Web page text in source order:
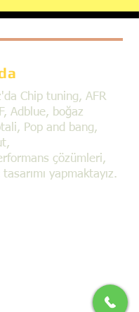
Chip tuning, AFR
Adblue, boğaz
Pop and bang,
çözümleri,
yapmaktayız.